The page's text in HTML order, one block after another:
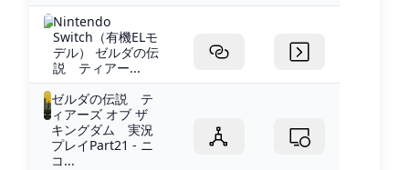
Nintendo
Switch（有機ELモ
デル） ゼルダの伝
説 ティアー...
ゼルダの伝説 テ
ィアーズ オブ ザ
キングダム 実況
プレイPart21 - ニ
コ...